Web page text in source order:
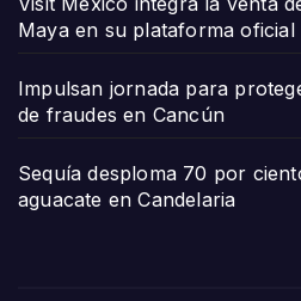
Maya en su plataforma oficial
Impulsan jornada para
de fraudes en Cancún
Sequía desploma 70 por
aguacate en Candelaria